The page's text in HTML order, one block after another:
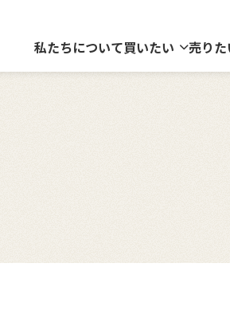
私たちについて買いたい 売りた